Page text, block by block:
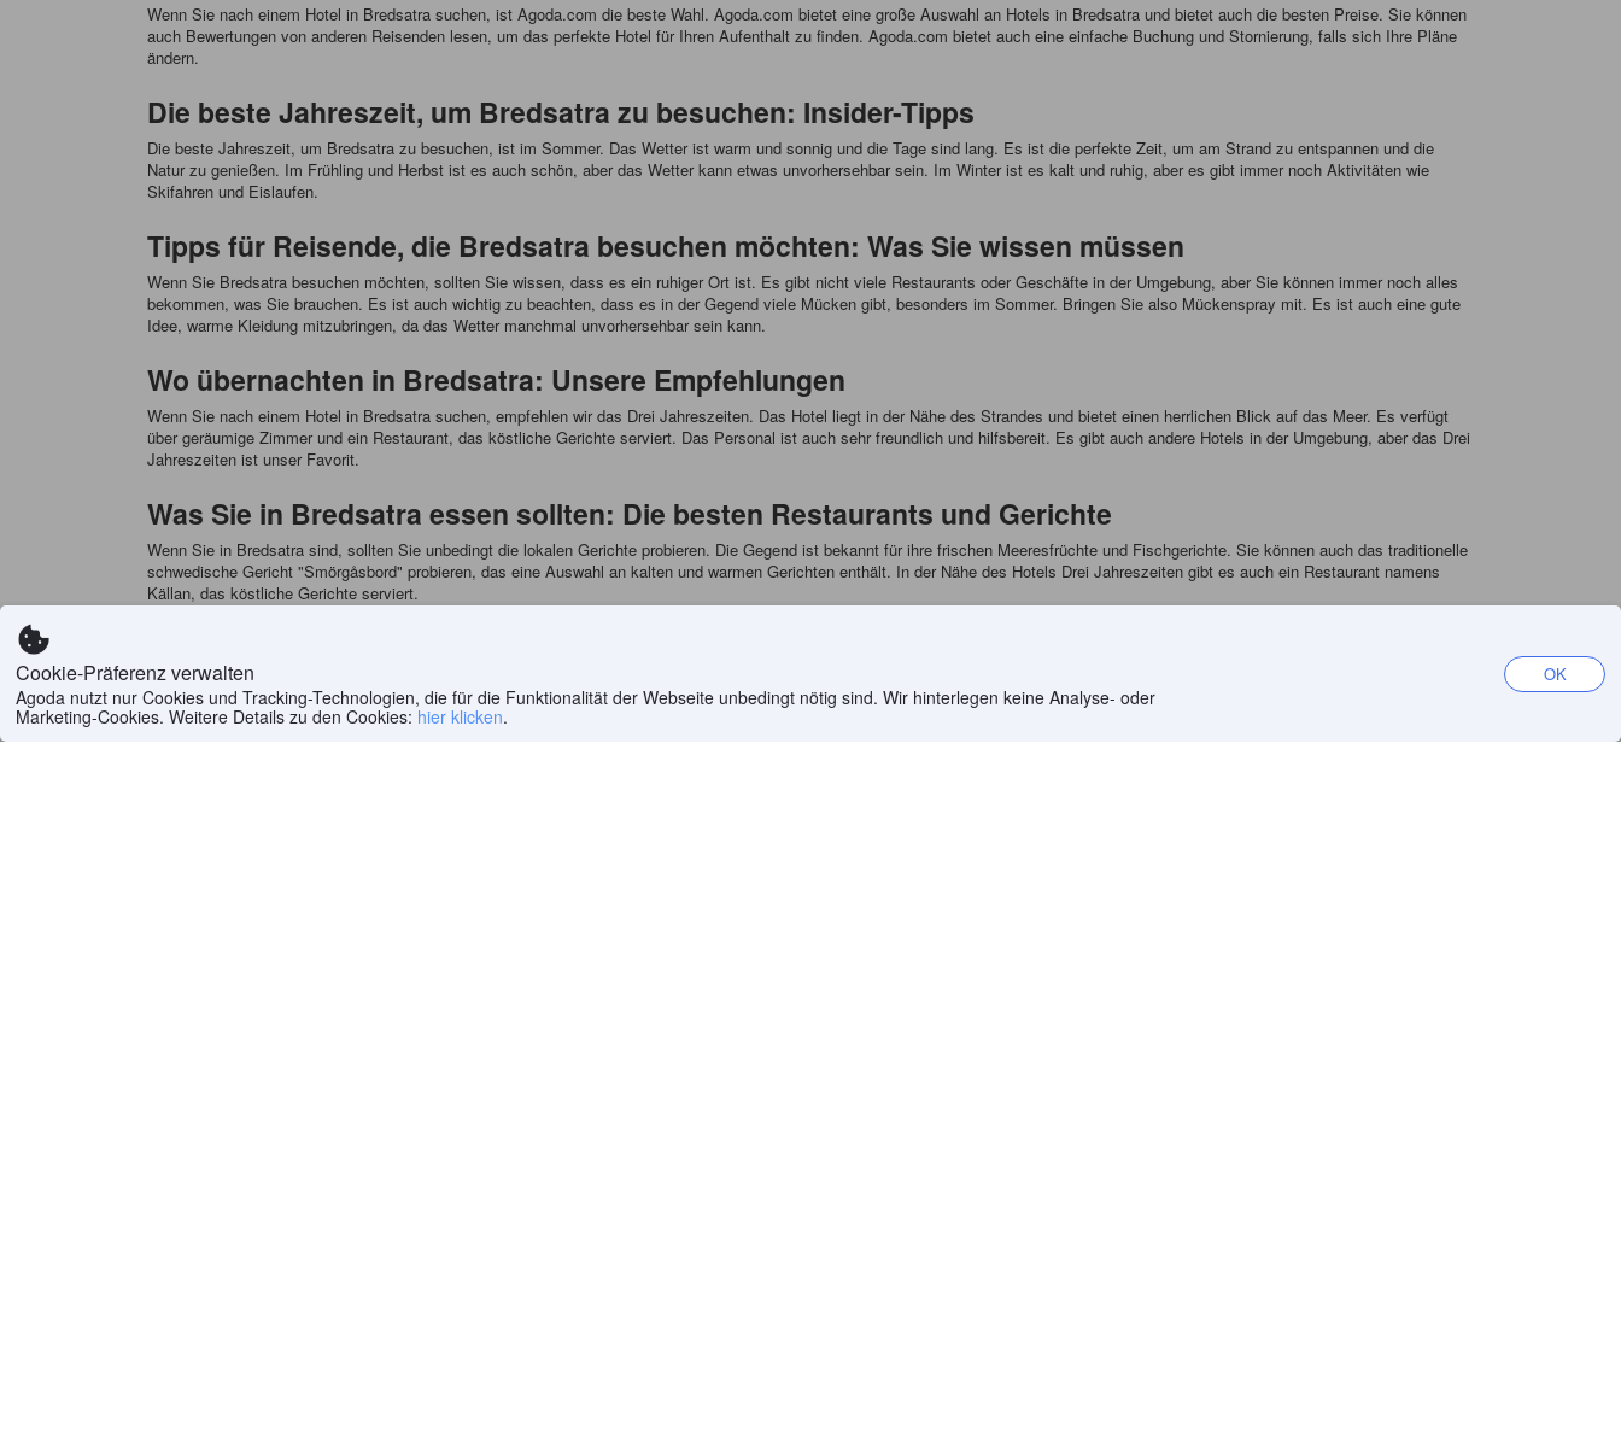
Cookie-Präferenz verwalten
Agoda nutzt nur Cookies und Tracking-Technologien, die für die Funktionalität der Webseite unbedingt nötig sind. Wir hinterlegen keine Analyse- oder
Marketing-Cookies. Weitere Details zu den Cookies: hier klicken.
OK
Wenn Sie nach einem Hotel in Bredsatra suchen, ist Agoda.com die beste Wahl. Agoda.com bietet eine große Auswahl an Hotels in Bredsatra und bietet auch die besten Preise. Sie können
auch Bewertungen von anderen Reisenden lesen, um das perfekte Hotel für Ihren Aufenthalt zu finden. Agoda.com bietet auch eine einfache Buchung und Stornierung, falls sich Ihre Pläne
ändern.
Die beste Jahreszeit, um Bredsatra zu besuchen: Insider-Tipps
Die beste Jahreszeit, um Bredsatra zu besuchen, ist im Sommer. Das Wetter ist warm und sonnig und die Tage sind lang. Es ist die perfekte Zeit, um am Strand zu entspannen und die
Natur zu genießen. Im Frühling und Herbst ist es auch schön, aber das Wetter kann etwas unvorhersehbar sein. Im Winter ist es kalt und ruhig, aber es gibt immer noch Aktivitäten wie
Skifahren und Eislaufen.
Tipps für Reisende, die Bredsatra besuchen möchten: Was Sie wissen müssen
Wenn Sie Bredsatra besuchen möchten, sollten Sie wissen, dass es ein ruhiger Ort ist. Es gibt nicht viele Restaurants oder Geschäfte in der Umgebung, aber Sie können immer noch alles
bekommen, was Sie brauchen. Es ist auch wichtig zu beachten, dass es in der Gegend viele Mücken gibt, besonders im Sommer. Bringen Sie also Mückenspray mit. Es ist auch eine gute
Idee, warme Kleidung mitzubringen, da das Wetter manchmal unvorhersehbar sein kann.
Wo übernachten in Bredsatra: Unsere Empfehlungen
Wenn Sie nach einem Hotel in Bredsatra suchen, empfehlen wir das Drei Jahreszeiten. Das Hotel liegt in der Nähe des Strandes und bietet einen herrlichen Blick auf das Meer. Es verfügt
über geräumige Zimmer und ein Restaurant, das köstliche Gerichte serviert. Das Personal ist auch sehr freundlich und hilfsbereit. Es gibt auch andere Hotels in der Umgebung, aber das Drei
Jahreszeiten ist unser Favorit.
Was Sie in Bredsatra essen sollten: Die besten Restaurants und Gerichte
Wenn Sie in Bredsatra sind, sollten Sie unbedingt die lokalen Gerichte probieren. Die Gegend ist bekannt für ihre frischen Meeresfrüchte und Fischgerichte. Sie können auch das traditionelle
schwedische Gericht "Smörgåsbord" probieren, das eine Auswahl an kalten und warmen Gerichten enthält. In der Nähe des Hotels Drei Jahreszeiten gibt es auch ein Restaurant namens
Källan, das köstliche Gerichte serviert.
Hilfe Unternehmen